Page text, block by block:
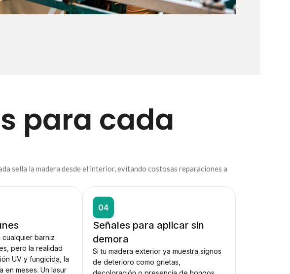
para cada
sella la madera desde el interior, evitando costosas reparaciones a
barniz
pero la realidad
UV y fungicida, la
en meses. Un lasur
04
Señales para aplicar sin
demora
Si tu madera exterior ya muestra signos
de deterioro como grietas,